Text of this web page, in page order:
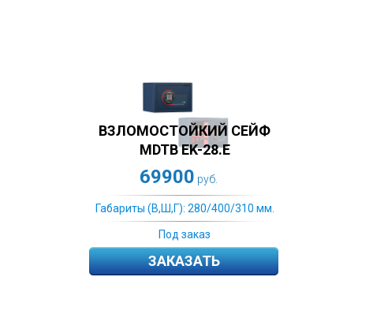
ВЗЛОМОСТОЙКИЙ СЕЙФ
MDTB EK-28.E
69900 руб.
Габариты (В,Ш,Г): 280/400/310 мм.
Под заказ
ЗАКАЗАТЬ